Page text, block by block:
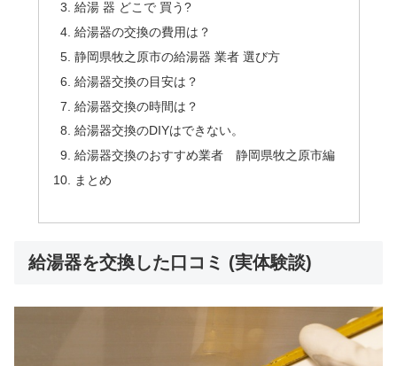
給湯 器 どこで 買う?
給湯器の交換の費用は？
静岡県牧之原市の給湯器 業者 選び方
給湯器交換の目安は？
給湯器交換の時間は？
給湯器交換のDIYはできない。
給湯器交換のおすすめ業者 静岡県牧之原市編
まとめ
給湯器を交換した口コミ (実体験談)